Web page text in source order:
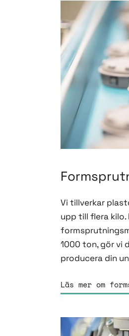
Vi tillverkar
upp till flera kilo.
1000 ton, gör vi
producera din
Läs mer om